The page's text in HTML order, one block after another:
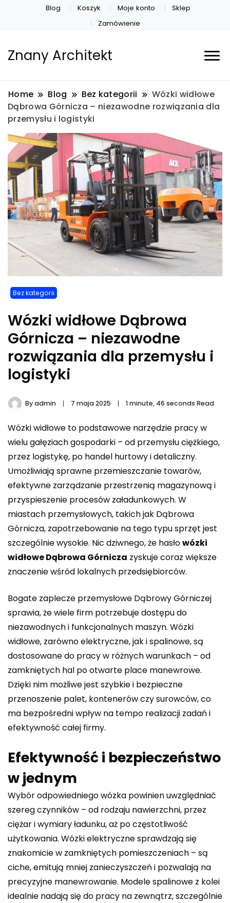
Blog Koszyk Moje konto
Sklep
Zamówienie
Znany Architekt
Home Blog Bez kategorii
Wózki widłowe
Dąbrowa Górnicza – niezawodne rozwiązania dla
przemysłu i logistyki
Bez kategorii
Wózki widłowe Dąbrowa
Górnicza – niezawodne
rozwiązania dla przemysłu i
logistyki
Byadmin 7 maja 2025 1 minute, 46 seconds Read
Wózki widłowe to podstawowe narzędzie pracy w
wielu gałęziach gospodarki – od przemysłu ciężkiego,
przez logistykę, po handel hurtowy i detaliczny.
Umożliwiają sprawne przemieszczanie towarów,
efektywne zarządzanie przestrzenią magazynową i
przyspieszenie procesów załadunkowych. W
miastach przemysłowych, takich jak Dąbrowa
Górnicza, zapotrzebowanie na tego typu sprzęt jest
szczególnie wysokie. Nic dziwnego, że hasłowózki
widłowe Dąbrowa Górnicza zyskuje coraz większe
znaczenie wśród lokalnych przedsiębiorców.
Bogate zaplecze przemysłowe Dąbrowy Górniczej
sprawia, że wiele firm potrzebuje dostępu do
niezawodnych i funkcjonalnych maszyn. Wózki
widłowe, zarówno elektryczne, jak i spalinowe, są
dostosowane do pracy w różnych warunkach – od
zamkniętych hal po otwarte place manewrowe.
Dzięki nim możliwe jest szybkie i bezpieczne
przenoszenie palet, kontenerów czy surowców, co
ma bezpośredni wpływ na tempo realizacji zadań i
efektywność całej firmy.
Efektywność i bezpieczeństwo
w jednym
Wybór odpowiedniego wózka powinien uwzględniać
szereg czynników – od rodzaju nawierzchni, przez
ciężar i wymiary ładunku, aż po częstotliwość
użytkowania. Wózki elektryczne sprawdzają się
znakomicie w zamkniętych pomieszczeniach – są
ciche, emitują mniej zanieczyszczeń i pozwalają na
precyzyjne manewrowanie. Modele spalinowe z kolei
idealnie nadają się do pracy na zewnątrz, szczególnie